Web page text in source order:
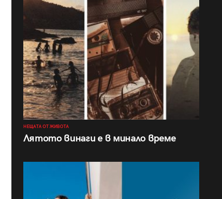
НЕЩАТА ОТ ЖИВОТА
Лятото винаги е в минало време